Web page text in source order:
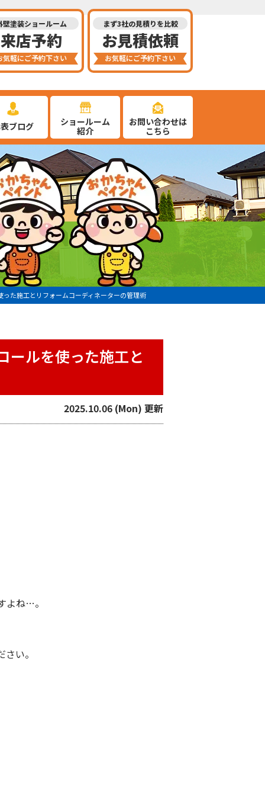
壁塗装ショールーム
来店予約
気軽にご予約下さい
まず3社の見積りを比較
お見積依頼
お気軽にご予約下さい
ブログ
ショールーム
紹介
お問い合わせは
こちら
た施工とリフォームコーディネーターの管理術
ールを使った施工と
2025.10.06 (Mon) 更新
よね…。
い。